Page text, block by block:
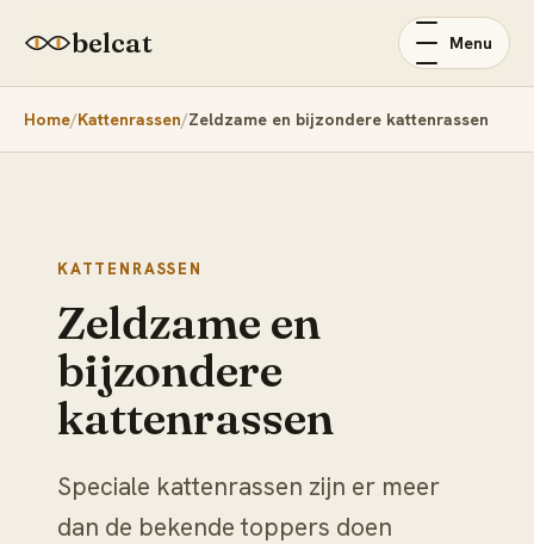
belcat Menu
Home Kattenrassen Zeldzame en bijzondere kattenrassen
KATTENRASSEN
Zeldzame en
bijzondere
kattenrassen
Speciale kattenrassen zijn er meer
dan de bekende toppers doen